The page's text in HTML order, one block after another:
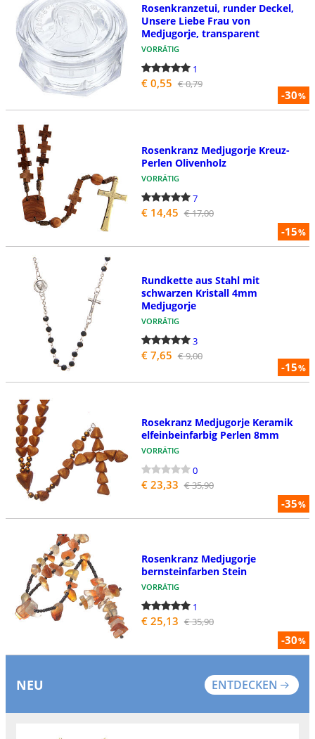
-30%
Rosenkranzetui, runder Deckel,
Unsere Liebe Frau von
Medjugorje, transparent
VORRÄTIG
1
€ 0,55 € 0,79
-15%
Rosenkranz Medjugorje Kreuz-
Perlen Olivenholz
VORRÄTIG
7
€ 14,45 € 17,00
-15%
Rundkette aus Stahl mit
schwarzen Kristall 4mm
Medjugorje
VORRÄTIG
3
€ 7,65 € 9,00
-35%
Rosekranz Medjugorje Keramik
elfeinbeinfarbig Perlen 8mm
VORRÄTIG
0
€ 23,33 € 35,90
-30%
Rosenkranz Medjugorje
bernsteinfarben Stein
VORRÄTIG
1
€ 25,13 € 35,90
NEU ENTDECKEN